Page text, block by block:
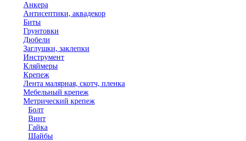
Анкера
Антисептики, аквадекор
Биты
Грунтовки
Дюбели
Заглушки, заклепки
Инструмент
Кляймеры
Крепеж
Лента малярная, скотч, пленка
Мебельный крепеж
Метрический крепеж
Болт
Винт
Гайка
Шайбы